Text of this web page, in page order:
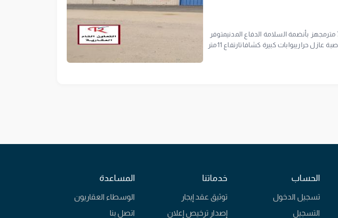
السلام عليكم يوجد مستودع للايجار المساحة الأجمالية 1000 مترصافي التخزين المغطى 700 مترمجهز بأنضمة السلامة الدفاع المدنيمتوفر
شهادة المطابقة وأنهاء الأعمال المطلوبةلترخيص النشاط مضخة رش مخرج طوارئارضية صبة عازل حراريبوابات كبيرة كشافاتارتفاع 11متر
الحساب
تسجيل الدخول
التسجيل
خدماتنا
توثيق عقد إيجار
إصدار ترخيص إعلان
المساعدة
الوسطاء العقاريون
اتصل بنا